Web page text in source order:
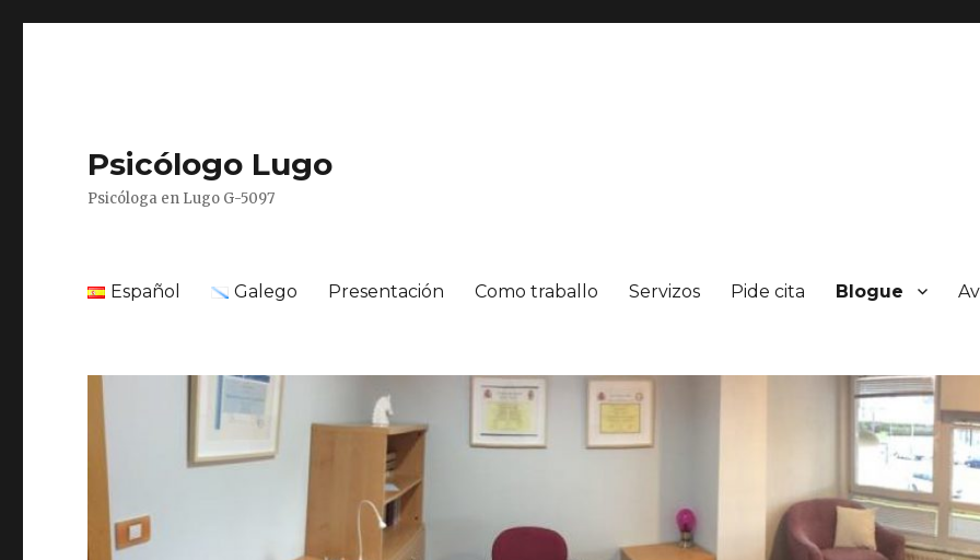
Psicólogo Lugo
Psicóloga en Lugo G-5097
Español Galego Presentación Como traballo Servizos Pide cita Blogue